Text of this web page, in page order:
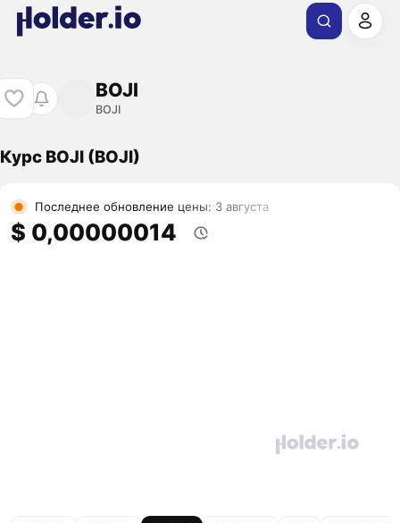
BOJI
BOJI
Курс BOJI (BOJI)
Последнее обновление цены: 3 августа
$ 0,00000014